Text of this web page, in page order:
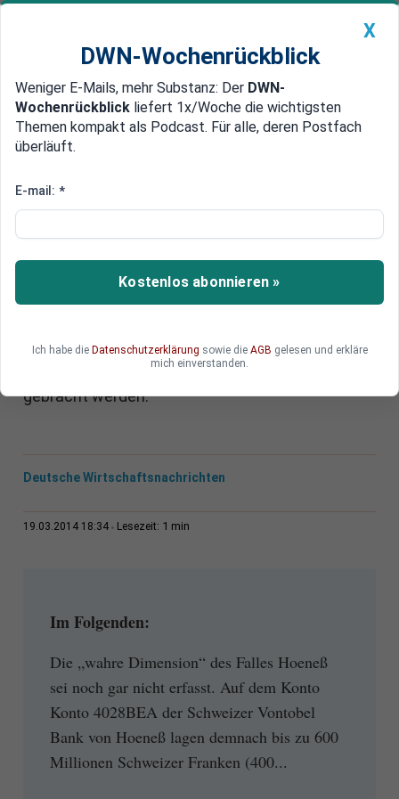
Newsticker MEIN DWN: Geldanlage Premium
Edelmetalle DWN-Magazin China
„Wahre Dimension noch unbekannt“
Neue Anschuldigungen gegen Uli
Hoeneß
Ein Informant behauptet, die „wahre Dimension
gab es weitere Konten bei anderen Schweizer
gebracht werden.
Deutsche Wirtschaftsnachrichten
19.03.2014 18:34 Lesezeit: 1 min
Im Folgenden:
Die „wahre Dimension“ des Falles Hoeneß
sei noch gar nicht erfasst. Auf dem Konto
Konto 4028BEA der Schweizer Vontobel
Bank von Hoeneß lagen demnach bis zu 600
Millionen Schweizer Franken (400...
X
DWN-Wochenrückblick
Weniger E-Mails, mehr Substanz: Der DWN-
Wochenrückblick liefert 1x/Woche die wichtigsten
Themen kompakt als Podcast. Für alle, deren Postfach
überläuft.
E-mail: *
Kostenlos abonnieren »
Ich habe die Datenschutzerklärung sowie die AGB gelesen und erkläre
mich einverstanden.